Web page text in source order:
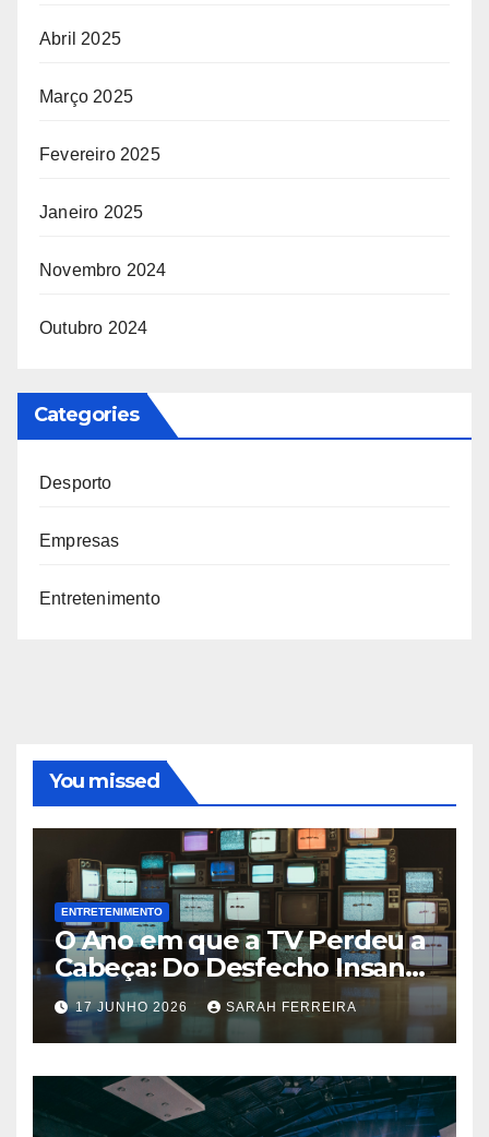
Abril 2025
Março 2025
Fevereiro 2025
Janeiro 2025
Novembro 2024
Outubro 2024
Categories
Desporto
Empresas
Entretenimento
You missed
ENTRETENIMENTO
O Ano em que a TV Perdeu a
Cabeça: Do Desfecho Insano
de ‘Wandinha’ aos Melhores
Shows de 2026
17 JUNHO 2026 SARAH FERREIRA